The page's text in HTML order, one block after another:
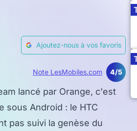
Ajoutez-nous à vos favoris
Note LesMobiles.com 4/5
lancé par Orange, c'est
sous Android : le HTC
pas suivi la genèse du